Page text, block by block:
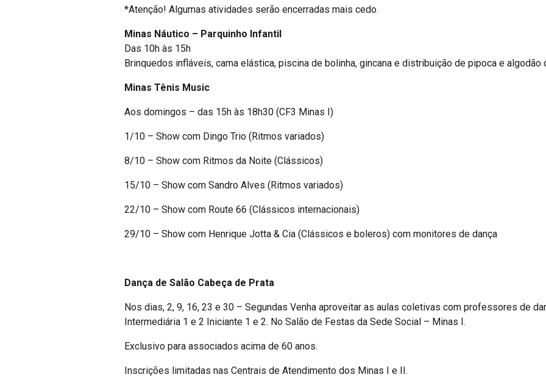
*Atenção! Algumas atividades serão encerradas mais cedo.
Minas Náutico – Parquinho Infantil
Das 10h às 15h
Brinquedos infláveis, cama elástica, piscina de bolinha, gincana e distribuição de pipoca e algodão
Minas Tênis Music
Aos domingos – das 15h às 18h30 (CF3 Minas I)
1/10 – Show com Dingo Trio (Ritmos variados)
8/10 – Show com Ritmos da Noite (Clássicos)
15/10 – Show com Sandro Alves (Ritmos variados)
22/10 – Show com Route 66 (Clássicos internacionais)
29/10 – Show com Henrique Jotta & Cia (Clássicos e boleros) com monitores de dança
Dança de Salão Cabeça de Prata
Nos dias, 2, 9, 16, 23 e 30 – Segundas Venha aproveitar as aulas coletivas com professores de
Intermediária 1 e 2 Iniciante 1 e 2. No Salão de Festas da Sede Social – Minas I.
Exclusivo para associados acima de 60 anos.
Inscrições limitadas nas Centrais de Atendimento dos Minas I e II.